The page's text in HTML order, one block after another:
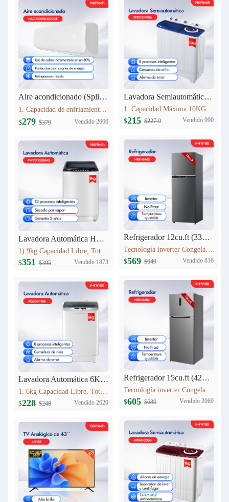
Aire acondicionado (Split) 12000 BTU Haitech HAC-12000CUCOCF
1. Capacidad de enfriamiento：12000BTU 2. 30% más de cobre que modelos estándar,Mayor conductividad térmica y durabilidad, rendimiento estable. 3. Nivel Ruido Bajo: 40 dB(A) 4. Alto de Volumen de Aire: 580 m3/h
$279 $379 Vendido 2666
Lavadora Automática HYS 9KG FW90-15288AS
1) 9kg Capacidad Libre, Totalmente automático 9kg 2) Secado a alta temperatura 3) 12 procesos inteligentes 4) Lavadora equipada con cerradura 5) Cuenta con entrada de agua fría
$351 $395 Vendido 1873
Lavadora Automática 6KG XQB60-1188
1. 6kg Capacidad Libre, Totalmente automático 6kg 2. 8 procesos inteligentes 3. Cerradura de niño 4. Alarma de error 5. Peso neto: 23kg 6. Dimensiones del producto:525mm*520mm*865mm
$228 $248 Vendido 2620
Lavadora Semiautomática 10KG XPB100-1986
1. Capacidad Máxima 10KG 2. Panel de control: pantalla de seda 3. Lavado y centrifugadopor separado 4. Peso neto: 24.5kg 5. Dimensiones del producto:807mm*476mm*997 mm
$215 $227.9 Vendido 990
Refrigerador 12cu.ft (333L) Inverter HRF-AM45
Tecnología inverter Congelación: 77L Refrigeración: 256L Dimensión: W60.5 x D68 x H170.5(cm) Peso neto/bruto: 57KG / 63KG
$569 $649 Vendido 816
Refrigerador 15cu.ft (420L) Inverter HRF-AM54
Tecnología inverter Congelación: 95L Refrigeración: 325L Dimensión: W710 x D685 x H1780(mm) Peso neto/bruto: 69 KG/76 KG
$605 $689 Vendido 2069